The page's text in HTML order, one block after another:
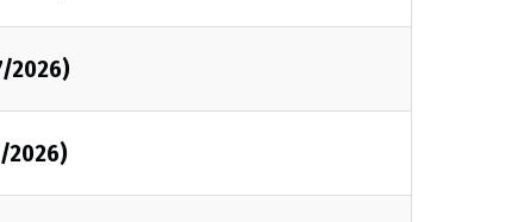
2026)
2026)